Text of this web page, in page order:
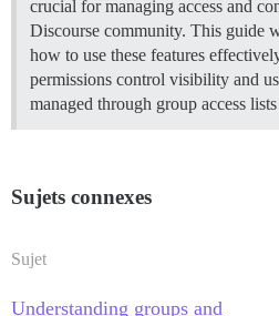
crucial for managing access and
Discourse community. This guide
how to use these features
permissions control visibility and
managed through group access
Sujets connexes
Sujet
Understanding groups and